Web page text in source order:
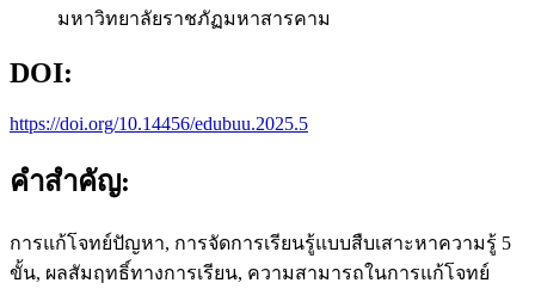
มหาวิทยาลัยราชภัฏมหาสารคาม
DOI:
https://doi.org/10.14456/edubuu.2025.5
คำสำคัญ:
การแก้โจทย์ปัญหา, การจัดการเรียนรู้แบบสืบเสาะหาความรู้ 5
ขั้น, ผลสัมฤทธิ์ทางการเรียน, ความสามารถในการแก้โจทย์